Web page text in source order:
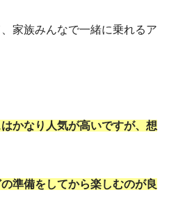
家族みんなで一緒に乗れるア
かなり人気が高いですが、想
準備をしてから楽しむのが良